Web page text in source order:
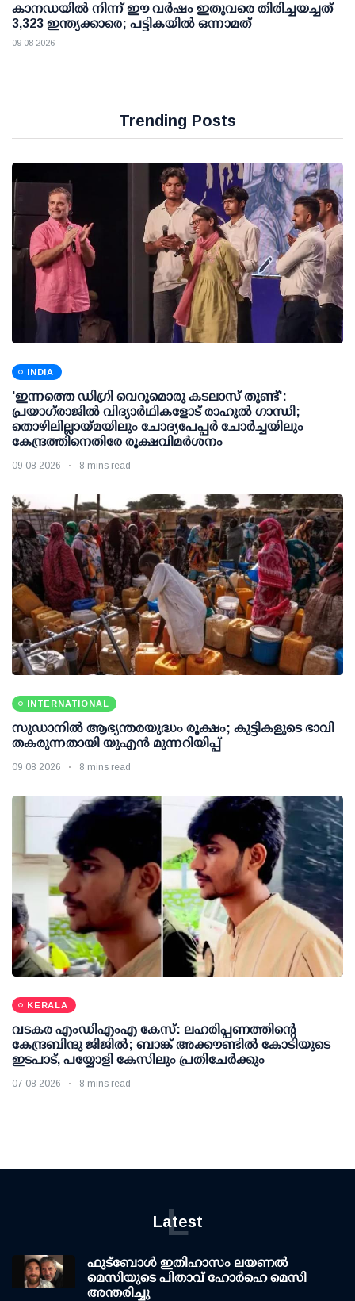
കാനഡയിൽ നിന്ന് ഈ വർഷം ഇതുവരെ തിരിച്ചയച്ചത്
3,323 ഇന്ത്യക്കാരെ; പട്ടികയിൽ ഒന്നാമത്
09 08 2026
Trending Posts
INDIA
'ഇന്നത്തെ ഡിഗ്രി വെറുമൊരു കടലാസ് തുണ്ട്':
പ്രയാഗ്‌രാജില്‍ വിദ്യാര്‍ഥികളോട് രാഹുല്‍ ഗാന്ധി;
തൊഴിലില്ലായ്മയിലും ചോദ്യപേപ്പര്‍ ചോര്‍ച്ചയിലും
കേന്ദ്രത്തിനെതിരേ രൂക്ഷവിമര്‍ശനം
09 08 2026 8 mins read
INTERNATIONAL
സുഡാനിൽ ആഭ്യന്തരയുദ്ധം രൂക്ഷം; കുട്ടികളുടെ ഭാവി
തകരുന്നതായി യുഎൻ മുന്നറിയിപ്പ്
09 08 2026 8 mins read
KERALA
വടകര എംഡിഎംഎ കേസ്: ലഹരിപ്പണത്തിന്റെ
കേന്ദ്രബിന്ദു ജിജില്‍; ബാങ്ക് അക്കൗണ്ടില്‍ കോടിയുടെ
ഇടപാട്, പയ്യോളി കേസിലും പ്രതിചേര്‍ക്കും
07 08 2026 8 mins read
Latest
L
ഫുട്ബോൾ ഇതിഹാസം ലയണൽ
മെസിയുടെ പിതാവ് ഹോർഹെ മെസി
അന്തരിച്ചു